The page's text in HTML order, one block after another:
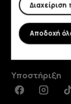
Εξερευνήστε
Πληροφορίες
Υποστήριξη
Facebook
Αποδοχή